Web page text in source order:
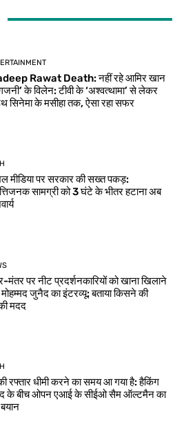
Rawat Death: नहीं रहे आमिर खान
के विलेन: टीवी के ‘अश्वत्थामा’ से लेकर
सिनेमा के मसीहा तक, ऐसा रहा सफर
मीडिया पर सरकार की सख्त पकड़:
सामग्री को 3 घंटे के भीतर हटाना अब
मंतर पर नीट प्रदर्शनकारियों को खाना खिलाने
मोहम्मद जुनैद का इंटरव्यू: बताया किसने की
मदद
रफ्तार धीमी करने का समय आ गया है: हैकिंग
के बीच ओपन एआई के सीईओ सैम ऑल्टमैन का